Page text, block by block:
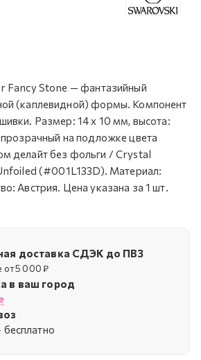
Fancy Stone — фантазийный
(каплевидной) формы. Компонент
Размер: 14 х 10 мм, высота:
на подложке цвета
делайт без фольги / Crystal
(#001L133D). Материал:
Австрия. Цена указана за 1 шт.
доставка СДЭК до ПВЗ
от 5 000 ₽
в ваш город
бесплатно